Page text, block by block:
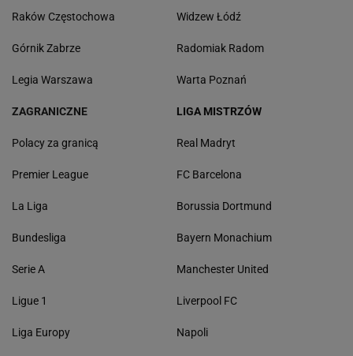
Raków Częstochowa
Górnik Zabrze
Legia Warszawa
Widzew Łódź
Radomiak Radom
Warta Poznań
ZAGRANICZNE
Polacy za granicą
Premier League
La Liga
Bundesliga
Serie A
Ligue 1
Liga Europy
LIGA MISTRZÓW
Real Madryt
FC Barcelona
Borussia Dortmund
Bayern Monachium
Manchester United
Liverpool FC
Napoli